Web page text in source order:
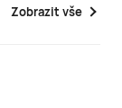
Zobrazit vše